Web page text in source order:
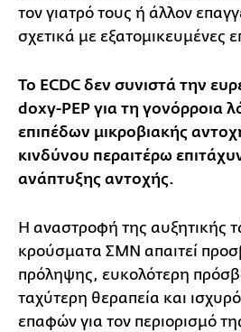
τον γιατρό τους ή άλλον
σχετικά με εξατομικευμένες
Το ECDC δεν συνιστά την
doxy-PEP για τη γονόρροια
επιπέδων μικροβιακής
κινδύνου περαιτέρω
ανάπτυξης αντοχής.
Η αναστροφή της αυξητικής
κρούσματα ΣΜΝ απαιτεί
πρόληψης, ευκολότερη
ταχύτερη θεραπεία και
επαφών για τον περιορισμό